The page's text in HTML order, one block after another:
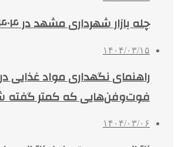
چله بازار شهرداری مشهد در ۱۴۰۴ برگزار میشود ؟
۱۴۰۴/۰۳/۱۵
راهنمای نگهداری مواد غذایی
فوت‌وفن‌هایی که کمتر گفته
۱۴۰۴/۰۳/۰۶